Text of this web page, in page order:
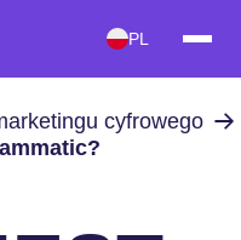
PL
cyfrowego